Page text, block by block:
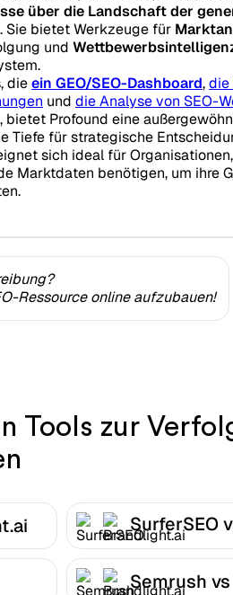
über die Landschaft der
Sie bietet Werkzeuge für
und
dieein GEO/SEO-Dashboard,die
und die Analyse von SEO-
bietet Profound eine
Tiefe für strategische
sich ideal für
Marktdaten benötigen, um ihre
Ressource online aufzubauen!
Tools zur
SurferSEO
Semrush